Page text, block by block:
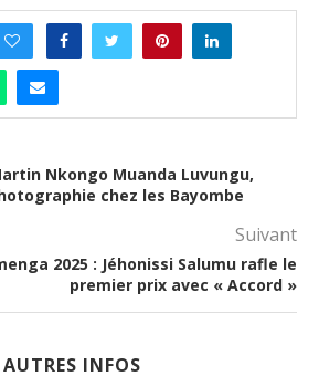
Nkongo Muanda Luvungu,
chez les Bayombe
Suivant
2025 : Jéhonissi Salumu rafle le
premier prix avec « Accord »
AUTRES INFOS